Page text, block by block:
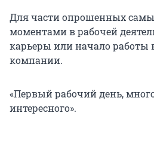
Для части опрошенных
моментами в рабочей
карьеры или начало работы
компании.
«Первый рабочий день,
интересного».